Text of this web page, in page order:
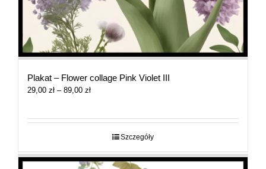
Plakat – Flower collage Pink Violet III
29,00 zł – 89,00 złZakres
29,00 zł
Szczegóły